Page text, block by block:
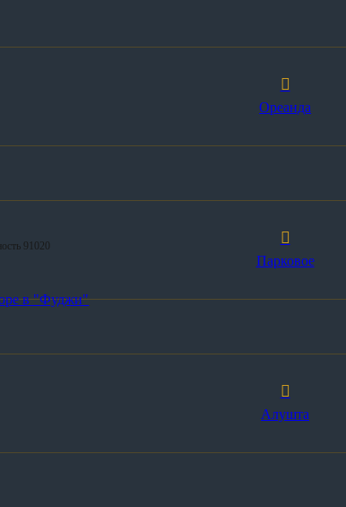
Ореанда
Парковое
Алушта
91020
в "Фуджи"